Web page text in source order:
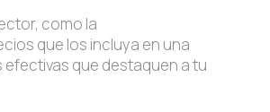
como la
que los incluya en una
efectivas que destaquen a tu